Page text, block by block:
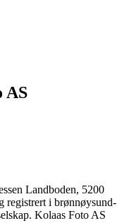
AS
Landboden, 5200
registrert i brønnøysund-
Kolaas Foto AS